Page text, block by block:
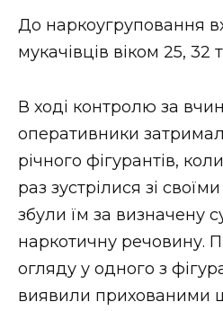
ВІДЕО
До наркоугруповання
мукачівців віком 25, 32
В ході контролю за
оперативники
річного фігурантів,
раз зустрілися зі
збули їм за визначену
наркотичну речовину.
огляду у одного з
виявили прихованими